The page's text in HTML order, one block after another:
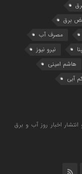
برق
مصرف آب
نیرو نیوز
هاشم امینی
آبی
اخبار روز آب و برق